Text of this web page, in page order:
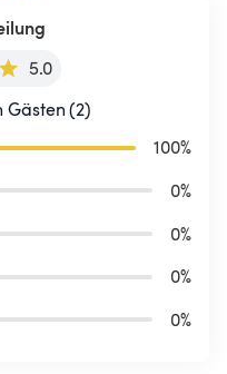
5.0
Gästen (2)
100%
0%
0%
0%
0%